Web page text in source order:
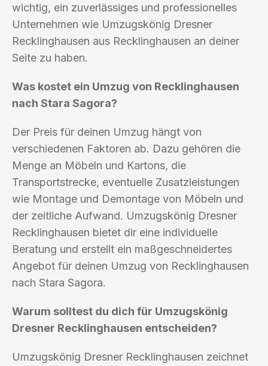
wichtig, ein zuverlässiges und professionelles
Unternehmen wie Umzugskönig Dresner
Recklinghausen aus Recklinghausen an deiner
Seite zu haben.
Was kostet ein Umzug von Recklinghausen
nach Stara Sagora?
Der Preis für deinen Umzug hängt von
verschiedenen Faktoren ab. Dazu gehören die
Menge an Möbeln und Kartons, die
Transportstrecke, eventuelle Zusatzleistungen
wie Montage und Demontage von Möbeln und
der zeitliche Aufwand. Umzugskönig Dresner
Recklinghausen bietet dir eine individuelle
Beratung und erstellt ein maßgeschneidertes
Angebot für deinen Umzug von Recklinghausen
nach Stara Sagora.
Warum solltest du dich für Umzugskönig
Dresner Recklinghausen entscheiden?
Umzugskönig Dresner Recklinghausen zeichnet